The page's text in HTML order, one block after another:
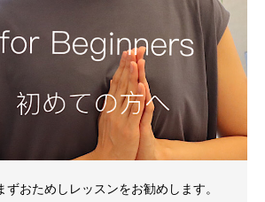
ずおためしレッスンをお勧めします。